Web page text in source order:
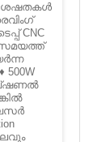
CNC
സമയത്ത്